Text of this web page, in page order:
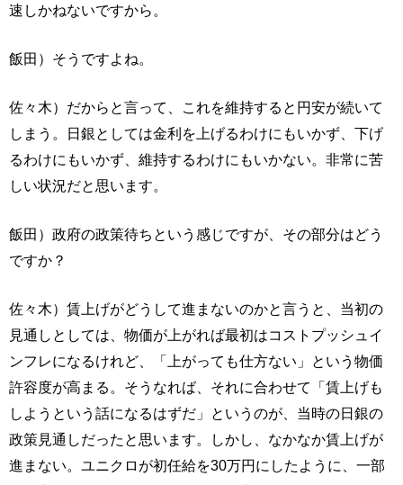
速しかねないですから。
飯田）そうですよね。
佐々木）だからと言って、これを維持すると円安が続いて
しまう。日銀としては金利を上げるわけにもいかず、下げ
るわけにもいかず、維持するわけにもいかない。非常に苦
しい状況だと思います。
飯田）政府の政策待ちという感じですが、その部分はどう
ですか？
佐々木）賃上げがどうして進まないのかと言うと、当初の
見通しとしては、物価が上がれば最初はコストプッシュイ
ンフレになるけれど、「上がっても仕方ない」という物価
許容度が高まる。そうなれば、それに合わせて「賃上げも
しようという話になるはずだ」というのが、当時の日銀の
政策見通しだったと思います。しかし、なかなか賃上げが
進まない。ユニクロが初任給を30万円にしたように、一部